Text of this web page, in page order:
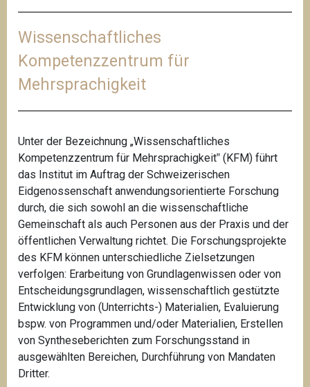
Wissenschaftliches
Kompetenzzentrum für
Mehrsprachigkeit
Unter der Bezeichnung „Wissenschaftliches
Kompetenzzentrum für Mehrsprachigkeit‟ (KFM) führt
das Institut im Auftrag der Schweizerischen
Eidgenossenschaft anwendungsorientierte Forschung
durch, die sich sowohl an die wissenschaftliche
Gemeinschaft als auch Personen aus der Praxis und der
öffentlichen Verwaltung richtet. Die Forschungsprojekte
des KFM können unterschiedliche Zielsetzungen
verfolgen: Erarbeitung von Grundlagenwissen oder von
Entscheidungsgrundlagen, wissenschaftlich gestützte
Entwicklung von (Unterrichts-) Materialien, Evaluierung
bspw. von Programmen und/oder Materialien, Erstellen
von Syntheseberichten zum Forschungsstand in
ausgewählten Bereichen, Durchführung von Mandaten
Dritter.